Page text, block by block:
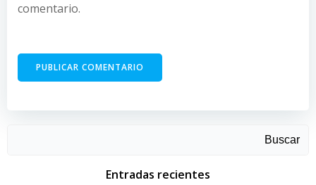
comentario.
Buscar
Entradas recientes